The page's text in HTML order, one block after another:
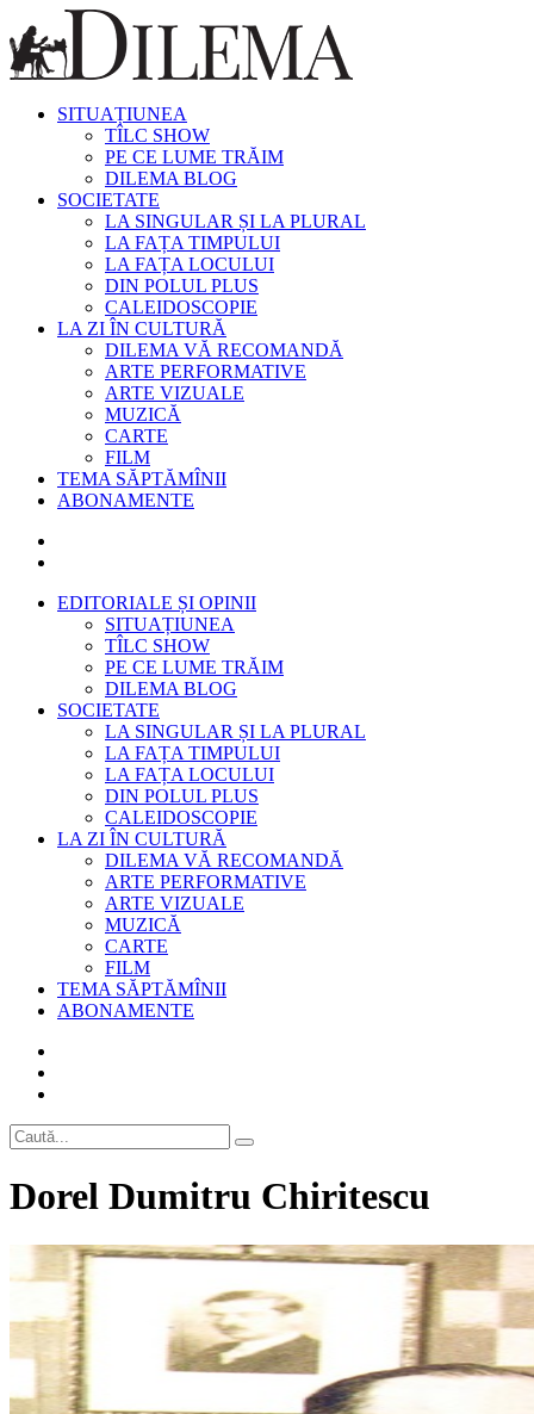
SITUAȚIUNEA
TÎLC SHOW
PE CE LUME TRĂIM
DILEMA BLOG
SOCIETATE
LA SINGULAR ȘI LA PLURAL
LA FAȚA TIMPULUI
LA FAȚA LOCULUI
DIN POLUL PLUS
CALEIDOSCOPIE
LA ZI ÎN CULTURĂ
DILEMA VĂ RECOMANDĂ
ARTE PERFORMATIVE
ARTE VIZUALE
MUZICĂ
CARTE
FILM
TEMA SĂPTĂMÎNII
ABONAMENTE
EDITORIALE ȘI OPINII
SITUAȚIUNEA
TÎLC SHOW
PE CE LUME TRĂIM
DILEMA BLOG
SOCIETATE
LA SINGULAR ȘI LA PLURAL
LA FAȚA TIMPULUI
LA FAȚA LOCULUI
DIN POLUL PLUS
CALEIDOSCOPIE
LA ZI ÎN CULTURĂ
DILEMA VĂ RECOMANDĂ
ARTE PERFORMATIVE
ARTE VIZUALE
MUZICĂ
CARTE
FILM
TEMA SĂPTĂMÎNII
ABONAMENTE
Dorel Dumitru Chiritescu